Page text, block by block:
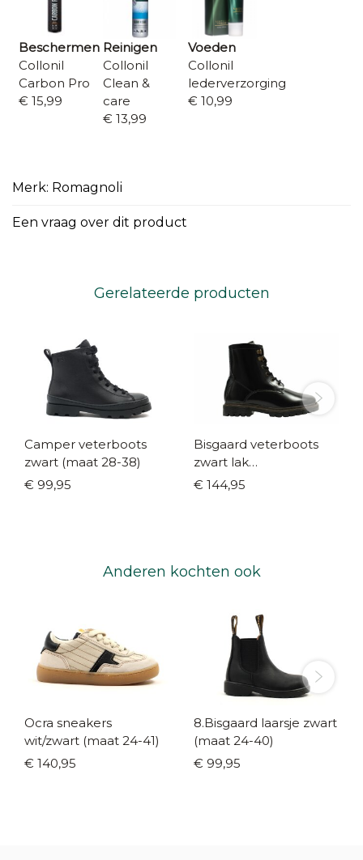
Beschermen
Collonil
Carbon Pro
€ 15,99
Reinigen
Collonil
Clean &
care
€ 13,99
Voeden
Collonil
lederverzorging
€ 10,99
Merk: Romagnoli
Een vraag over dit product
Gerelateerde producten
Camper veterboots
zwart (maat 28-38)
€ 99,95
Bisgaard veterboots
zwart lak
warmgevoerd (maat
€ 144,95
Anderen kochten ook
Ocra sneakers
wit/zwart (maat 24-41)
€ 140,95
8.Bisgaard laarsje zwart
(maat 24-40)
€ 99,95